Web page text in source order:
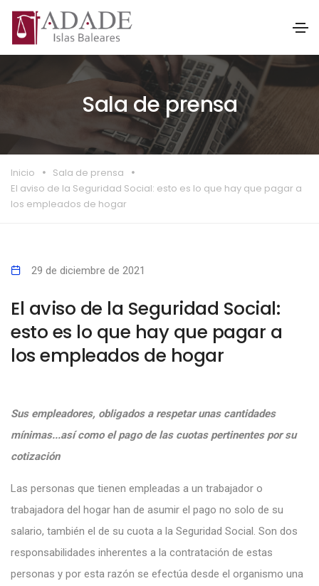
Sala de prensa
Inicio
Sala de prensa
El aviso de la Seguridad Social: esto es lo que hay que pagar a
los empleados de hogar
29 de diciembre de 2021
El aviso de la Seguridad Social:
esto es lo que hay que pagar a
los empleados de hogar
Sus empleadores, obligados a respetar unas cantidades
mínimas...así como el pago de las cuotas pertinentes por su
cotización
Las personas que tienen empleadas a un trabajador o
trabajadora del hogar han de asumir el pago no solo de su
salario, también el de su cuota a la Seguridad Social. Son dos
responsabilidades inherentes a la contratación de estas
personas y por esta razón se efectúa desde el organismo una